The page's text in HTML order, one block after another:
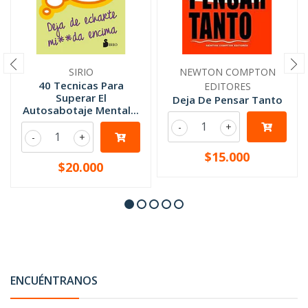
SIRIO
40 Tecnicas Para
Superar El
Autosabotaje Mental...
+
-
$20.000
NEWTON COMPTON
EDITORES
Deja De Pensar Tanto
+
-
$15.000
ENCUÉNTRANOS